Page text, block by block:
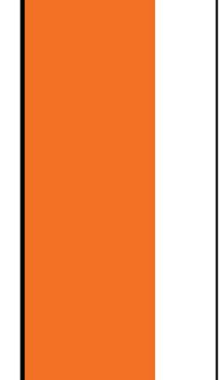
for hver 4000.-
Mix and Match produkter i
ikke outlet eller
med brug af prismatch.